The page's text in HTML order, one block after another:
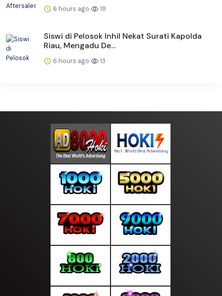
6 hours ago 18
Siswi di Pelosok Inhil Nekat Surati Kapolda
Riau, Mengadu De...
6 hours ago 13